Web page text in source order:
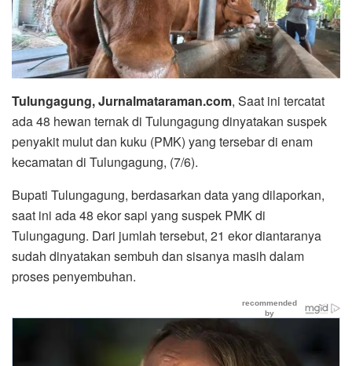
Tulungagung, Jurnalmataraman.com, Saat ini tercatat
ada 48 hewan ternak di Tulungagung dinyatakan suspek
penyakit mulut dan kuku (PMK) yang tersebar di enam
kecamatan di Tulungagung, (7/6).
Bupati Tulungagung, berdasarkan data yang dilaporkan,
saat ini ada 48 ekor sapi yang suspek PMK di
Tulungagung. Dari jumlah tersebut, 21 ekor diantaranya
sudah dinyatakan sembuh dan sisanya masih dalam
proses penyembuhan.